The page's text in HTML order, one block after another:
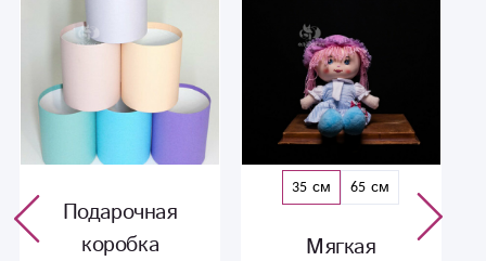
Подарочная
коробка
35 см 65 см
Мягкая